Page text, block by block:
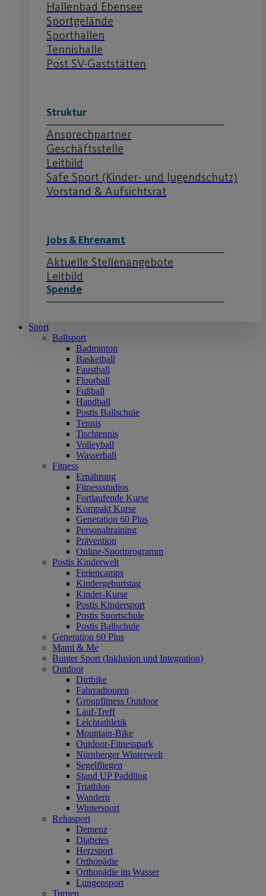
Hallenbad Ebensee
Sportgelände
Sporthallen
Tennishalle
Post SV-Gaststätten
Struktur
Ansprechpartner
Geschäftsstelle
Leitbild
Safe Sport (Kinder- und Jugendschutz)
Vorstand & Aufsichtsrat
Jobs & Ehrenamt
Aktuelle Stellenangebote
Leitbild
Spende
Sport
Ballsport
Badminton
Basketball
Faustball
Floorball
Fußball
Handball
Postis Ballschule
Tennis
Tischtennis
Volleyball
Wasserball
Fitness
Ernährung
Fitnessstudios
Fortlaufende Kurse
Kompakt Kurse
Generation 60 Plus
Personaltraining
Prävention
Online-Sportprogramm
Postis Kinderwelt
Feriencamps
Kindergeburtstag
Kinder-Kurse
Postis Kindersport
Postis Sportschule
Postis Ballschule
Generation 60 Plus
Mami & Me
Bunter Sport (Inklusion und Integration)
Outdoor
Dirtbike
Fahrradtouren
Groupfitness Outdoor
Lauf-Treff
Leichtathletik
Mountain-Bike
Outdoor-Fitnesspark
Nürnberger Winterwelt
Segelfliegen
Stand UP Paddling
Triathlon
Wandern
Wintersport
Rehasport
Demenz
Diabetes
Herzsport
Orthopädie
Orthopädie im Wasser
Lungensport
Turnen